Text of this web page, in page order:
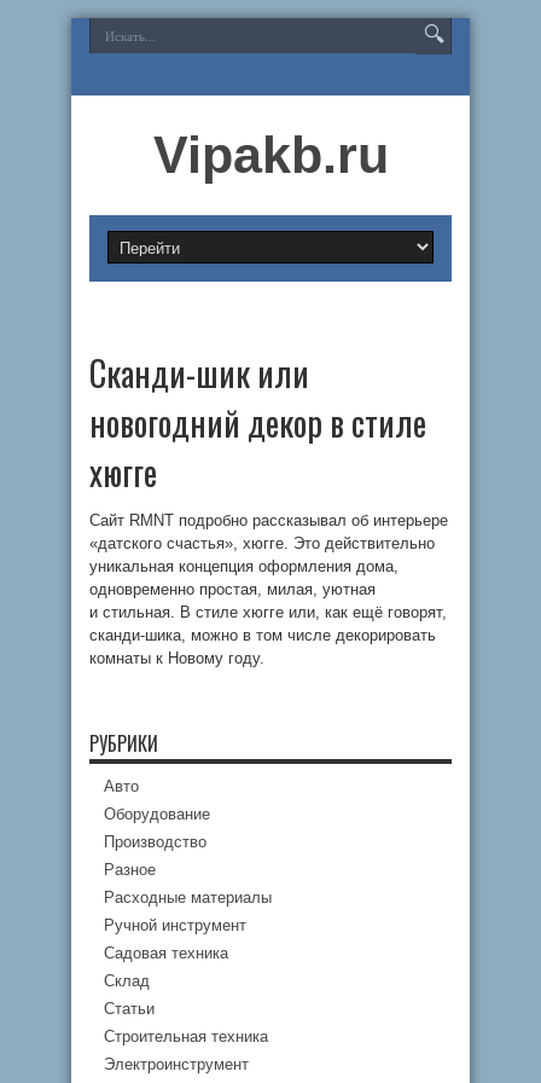
Vipakb.ru
Сканди-шик или
новогодний декор в стиле
хюгге
Сайт RMNT подробно рассказывал об интерьере
«датского счастья», хюгге. Это действительно
уникальная концепция оформления дома,
одновременно простая, милая, уютная
и стильная. В стиле хюгге или, как ещё говорят,
сканди-шика, можно в том числе декорировать
комнаты к Новому году.
РУБРИКИ
Авто
Оборудование
Производство
Разное
Расходные материалы
Ручной инструмент
Садовая техника
Склад
Статьи
Строительная техника
Электроинструмент